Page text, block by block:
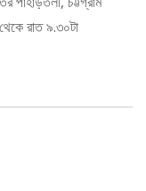
রাত ৯.৩০টা